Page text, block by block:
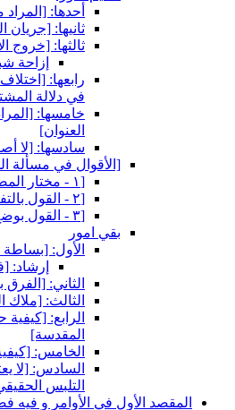
أحدها:
ثانيها:
ثالثها: [خروج
إزاحة
رابعها:
في دلالة
خامسها:
العنوان‏]
سادسها: [لا
[الأقوال في مسألة
[١ - مختار المصنف و أدلته‏]
[٢ - القول بالتفصيل‏]
[٣ - القول بوضع المشتق للأعم‏]
بقي امور
الأول:
إرشاد:
الثاني:
الثالث: [ملاك
الرابع:
المقدسة]
الخامس:
السادس: [لا
التلبس
المقصد الأول في الأوامر و فيه